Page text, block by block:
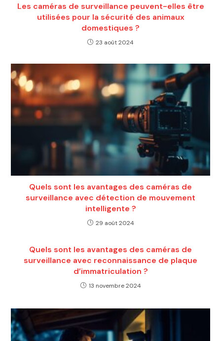
Les caméras de surveillance peuvent-elles être
utilisées pour la sécurité des animaux
domestiques ?
23 août 2024
Quels sont les avantages des caméras de
surveillance avec détection de mouvement
intelligente ?
29 août 2024
Quels sont les avantages des caméras de
surveillance avec reconnaissance de plaque
d’immatriculation ?
13 novembre 2024